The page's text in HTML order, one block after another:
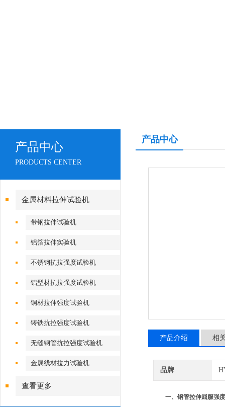
产品中心
PRODUCTS CENTER
金属材料拉伸试验机
带钢拉伸试验机
铝箔拉伸实验机
不锈钢抗拉强度试验机
铝型材抗拉强度试验机
铜材拉伸强度试验机
铸铁抗拉强度试验机
无缝钢管抗拉强度试验机
金属线材拉力试验机
查看更多
产品中心
产品介绍 相
品牌
一、钢管拉伸屈服强